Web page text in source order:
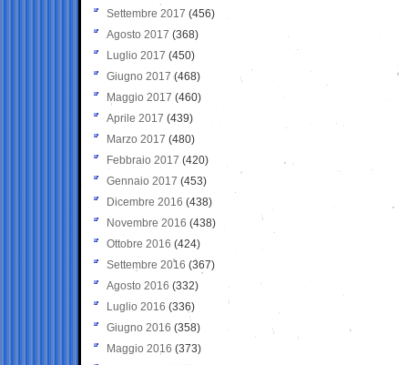
Settembre 2017 (456)
Agosto 2017 (368)
Luglio 2017 (450)
Giugno 2017 (468)
Maggio 2017 (460)
Aprile 2017 (439)
Marzo 2017 (480)
Febbraio 2017 (420)
Gennaio 2017 (453)
Dicembre 2016 (438)
Novembre 2016 (438)
Ottobre 2016 (424)
Settembre 2016 (367)
Agosto 2016 (332)
Luglio 2016 (336)
Giugno 2016 (358)
Maggio 2016 (373)